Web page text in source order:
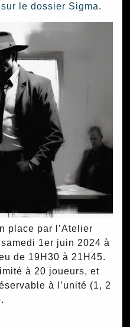
le dossier Sigma.
place par l’Atelier
1er juin 2024 à
de 19H30 à 21H45.
à 20 joueurs, et
à l’unité (1, 2